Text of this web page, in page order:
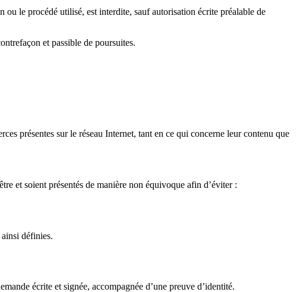
le procédé utilisé, est interdite, sauf autorisation écrite préalable de
et passible de poursuites.
présentes sur le réseau Internet, tant en ce qui concerne leur contenu que
et soient présentés de manière non équivoque afin d’éviter :
définies.
écrite et signée, accompagnée d’une preuve d’identité.